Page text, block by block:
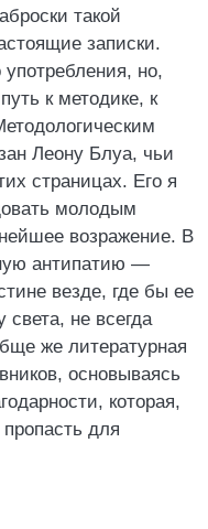
такой
записки.
но,
к методике, к
Леону Блуа, чьи
страницах. Его я
молодым
возражение. В
антипатию —
везде, где бы ее
не всегда
же литературная
основываясь
которая,
для